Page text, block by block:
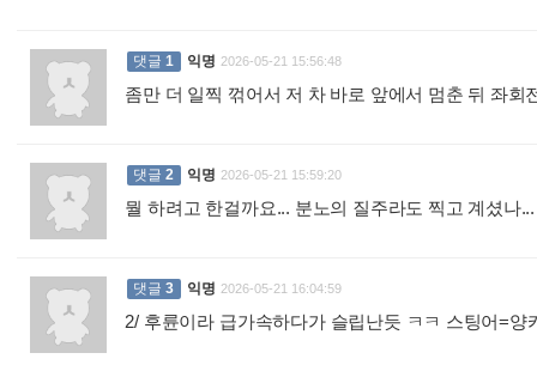
댓글 1 익명 2026-05-21 15:56:48
좀만 더 일찍 꺾어서 저 차 바로 앞에서 멈춘 뒤 좌
댓글 2 익명 2026-05-21 15:59:20
뭘 하려고 한걸까요... 분노의 질주라도 찍고 계셨나
댓글 3 익명 2026-05-21 16:04:59
2/ 후륜이라 급가속하다가 슬립난듯 ㅋㅋ 스팅어=양